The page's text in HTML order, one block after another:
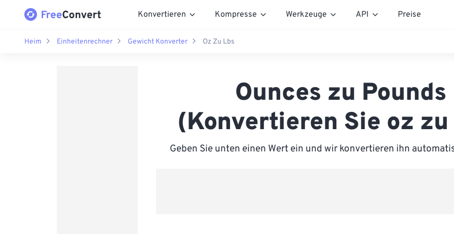
Konvertieren Kompresse Werkzeuge API Preise
Heim Einheitenrechner Gewicht Konverter Oz Zu Lbs
Ounces zu Pounds
(Konvertieren Sie oz zu
Geben Sie unten einen Wert ein und wir konvertieren ihn